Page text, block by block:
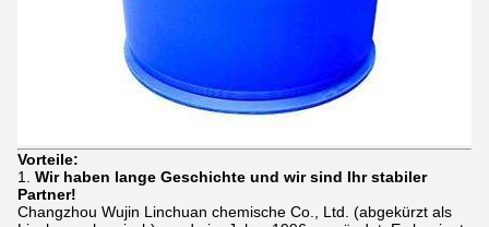
Vorteile:
1. Wir haben lange Geschichte und wir sind Ihr stabiler
Partner!
Changzhou Wujin Linchuan chemische Co., Ltd. (abgekürzt als